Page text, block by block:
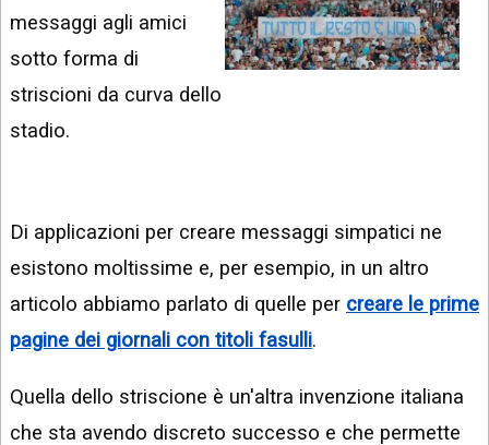
VIDEO
ARGOMENTI:
AI
APPS
APPS
TECNOLOGIA
WINDOWS
INSTAGRAM
NEWS
LINKEDIN
messaggi agli amici
sotto forma di
striscioni da curva dello
stadio.
Di applicazioni per creare messaggi simpatici ne
esistono moltissime e, per esempio, in un altro
articolo abbiamo parlato di quelle per creare le prime
pagine dei giornali con titoli fasulli.
Quella dello striscione è un'altra invenzione italiana
che sta avendo discreto successo e che permette